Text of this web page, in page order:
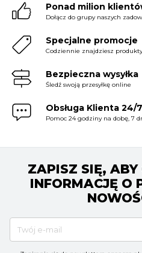
Ponad milion
Dołącz do grupy naszych
Specjalne promocje
Codziennie znajdziesz
Bezpieczna wysyłka
Śledź swoją przesyłkę online
Obsługa Klienta 24/7
Pomoc 24 godziny na dobę, 7
ZAPISZ SIĘ,
INFORMACJĘ O